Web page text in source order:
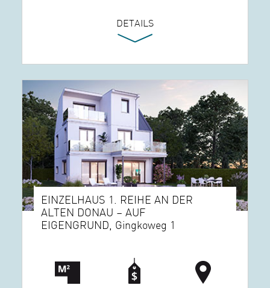
DETAILS
EINZELHAUS 1. REIHE AN DER
ALTEN DONAU – AUF
EIGENGRUND, Gingkoweg 1